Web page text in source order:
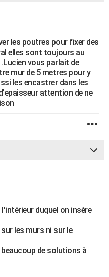
les poutres pour fixer des
elles sont toujours au
vous parlait de
mur de 5 metres pour y
les encastrer dans les
attention de ne
duquel on insère
les murs ni sur le
de solutions à